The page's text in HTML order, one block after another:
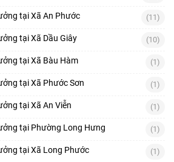
tại Xã An Phước (11)
tại Xã Dầu Giây (10)
tại Xã Bàu Hàm (1)
tại Xã Phước Sơn (1)
tại Xã An Viễn (1)
tại Phường Long Hưng (1)
tại Xã Long Phước (1)